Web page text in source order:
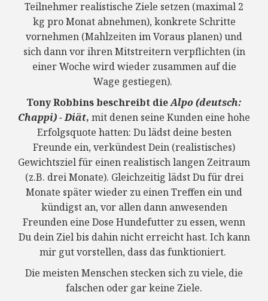
Teilnehmer realistische Ziele setzen (maximal 2
kg pro Monat abnehmen), konkrete Schritte
vornehmen (Mahlzeiten im Voraus planen) und
sich dann vor ihren Mitstreitern verpflichten (in
einer Woche wird wieder zusammen auf die
Wage gestiegen).
Tony Robbins beschreibt dieAlpo (deutsch:
Chappi) - Diät, mit denen seine Kunden eine hohe
Erfolgsquote hatten: Du lädst deine besten
Freunde ein, verkündest Dein (realistisches)
Gewichtsziel für einen realistisch langen Zeitraum
(z.B. drei Monate). Gleichzeitig lädst Du für drei
Monate später wieder zu einen Treffen ein und
kündigst an, vor allen dann anwesenden
Freunden eine Dose Hundefutter zu essen, wenn
Du dein Ziel bis dahin nicht erreicht hast. Ich kann
mir gut vorstellen, dass das funktioniert.
Die meisten Menschen stecken sich zu viele, die
falschen oder gar keine Ziele.